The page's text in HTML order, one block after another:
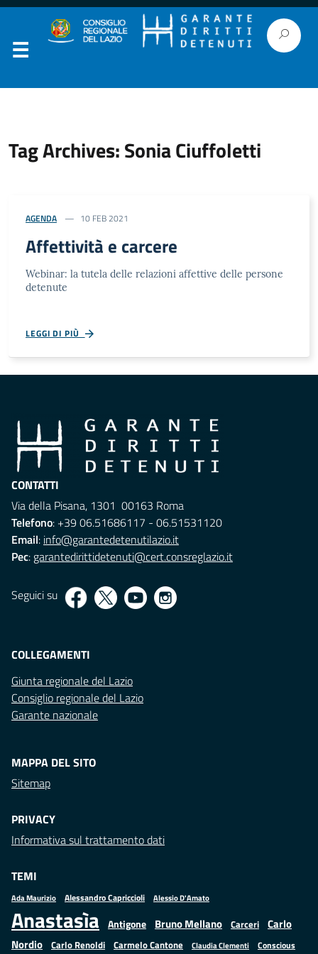
Tag Archives: Sonia Ciuffoletti
AGENDA 10 FEB 2021
Affettività e carcere
Webinar: la tutela delle relazioni affettive delle persone
detenute
LEGGI DI PIÙ
CONTATTI
Via della Pisana, 1301 00163 Roma
Telefono: +39 06.51686117 - 06.51531120
Email: info@garantedetenutilazio.it
Pec: garantedirittidetenuti@cert.consreglazio.it
Seguici su
COLLEGAMENTI
Giunta regionale del Lazio
Consiglio regionale del Lazio
Garante nazionale
MAPPA DEL SITO
Sitemap
PRIVACY
Informativa sul trattamento dati
TEMI
Ada Maurizio Alessandro Capriccioli Alessio D'Amato
Anastasìa Antigone Bruno Mellano Carceri
Carlo
Nordio Carlo Renoldi Carmelo Cantone Claudia Clementi Conscious